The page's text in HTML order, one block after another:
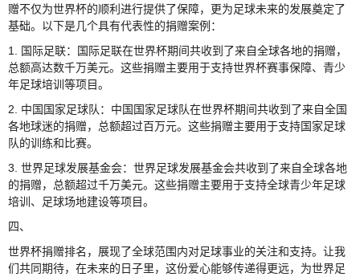
赠不仅为世界杯的顺利进行提供了保障，更为足球未来的发展奠定了
基础。以下是几个具有代表性的捐赠案例：
1. 国际足联：国际足联在世界杯期间共收到了来自全球各地的捐赠，
总额高达数千万美元。这些捐赠主要用于支持世界杯赛事保障、青少
年足球培训等项目。
2. 中国国家足球队：中国国家足球队在世界杯期间共收到了来自全国
各地球迷的捐赠，总额超过百万元。这些捐赠主要用于支持国家足球
队的训练和比赛。
3. 世界足球发展基金会：世界足球发展基金会共收到了来自全球各地
的捐赠，总额超过千万美元。这些捐赠主要用于支持全球青少年足球
培训、足球场地建设等项目。
四、
世界杯捐赠排名，展现了全球范围内对足球事业的关注和支持。让我
们共同期待，在未来的日子里，这份爱心能够传递得更远，为世界足